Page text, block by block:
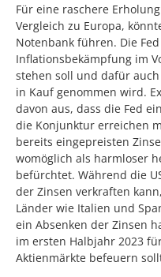
Für eine raschere
Vergleich zu Europa,
Notenbank führen. Die
Inflationsbekämpfung im
stehen soll und dafür
in Kauf genommen wird.
davon aus, dass die Fed
die Konjunktur erreichen
bereits eingepreisten
womöglich als harmloser
befürchtet. Während die
der Zinsen verkraften
Länder wie Italien und
ein Absenken der Zinsen
im ersten Halbjahr 2023
Aktienmärkte befeuern